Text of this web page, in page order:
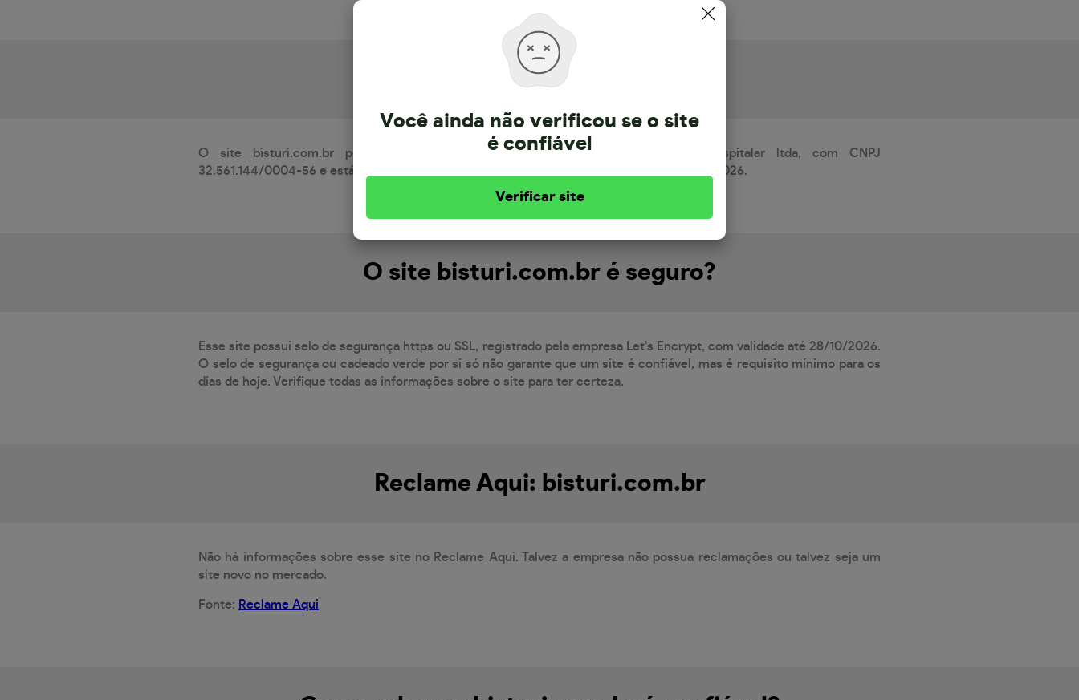
Sobre a bisturi.com.br
O site bisturi.com.br pertence a empresa Bisturi distribuidora de material hospitalar ltda, com CNPJ
32.561.144/0004-56 e está registrado há mais de 22 anos. Informação atualizada em 5/8/2026.
O site bisturi.com.br é seguro?
Esse site possui selo de segurança https ou SSL, registrado pela empresa Let's Encrypt, com validade até 28/10/2026.
O selo de segurança ou cadeado verde por si só não garante que um site é confiável, mas é requisito mínimo para os
dias de hoje. Verifique todas as informações sobre o site para ter certeza.
Reclame Aqui: bisturi.com.br
Não há informações sobre esse site no Reclame Aqui. Talvez a empresa não possua reclamações ou talvez seja um
site novo no mercado.
Fonte: Reclame Aqui
Você ainda não verificou se o site
é confiável
Verificar site